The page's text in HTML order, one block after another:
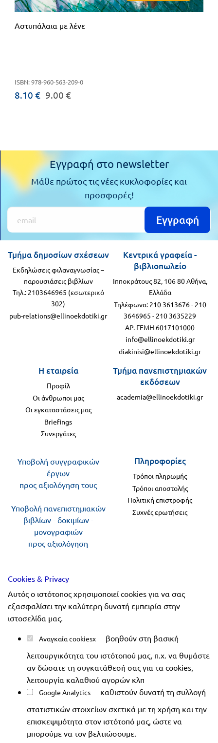
Αστυπάλαια με λένε
ISBN: 978-960-563-209-0
8.10 € 9.00 €
Εγγραφή στο newsletter
Μάθε πρώτος τις νέες κυκλοφορίες και
προσφορές!
Εγγραφή
Κεντρικά γραφεία -
βιβλιοπωλείο
Ιπποκράτους 82, 106 80 Αθήνα,
Ελλάδα
Τηλέφωνα: 210 3613676- 210
3646965 - 210 3635229
ΑΡ. ΓΕΜΗ 6017101000
info@ellinoekdotiki.gr
diakinisi@ellinoekdotiki.gr
Η εταιρεία
Προφίλ
Οι άνθρωποι μας
Οι εγκαταστάσεις μας
Briefings
Συνεργάτες
Τμήμα δημοσίων σχέσεων
Εκδηλώσεις φιλαναγνωσίας –
παρουσιάσεις βιβλίων
Τηλ.: 2103646965 (εσωτερικό
302)
pub-relations@ellinoekdotiki.gr
Τμήμα πανεπιστημιακών
εκδόσεων
academia@ellinoekdotiki.gr
Πληροφορίες
Τρόποι πληρωμής
Τρόποι αποστολής
Πολιτική επιστροφής
Συχνές ερωτήσεις
Υποβολή συγγραφικών
έργων
προς αξιολόγηση τους
Υποβολή πανεπιστημιακών
βιβλίων - δοκιμίων -
μονογραφιών
προς αξιολόγηση
reserved| Όροι χρήσης | Προστασία δεδομένων
Ασφάλεια συναλλαγών
Cookies & Privacy
Αυτός ο ιστότοπος χρησιμοποιεί cookies για να σας
εξασφαλίσει την καλύτερη δυνατή εμπειρία στην
ιστοσελίδα μας.
Αναγκαία cookies
βοηθούν στη βασική
λειτουργικότητα του ιστότοπού μας, π.χ. να θυμάστε
αν δώσατε τη συγκατάθεσή σας για τα cookies,
λειτουργία καλαθιού αγορών κλπ
Google Analytics
καθιστούν δυνατή τη συλλογή
στατιστικών στοιχείων σχετικά με τη χρήση και την
επισκεψιμότητα στον ιστότοπό μας, ώστε να
μπορούμε να τον βελτιώσουμε.